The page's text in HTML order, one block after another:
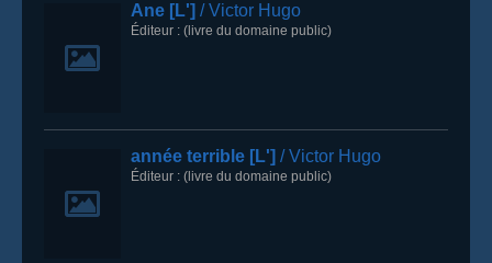
Ane [L'] / Victor Hugo
Éditeur : (livre du domaine public)
année terrible [L'] / Victor Hugo
Éditeur : (livre du domaine public)